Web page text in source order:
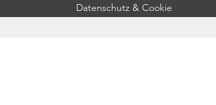
Datenschutz & Cookie